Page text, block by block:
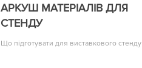
АРКУШ МАТЕРІАЛІВ ДЛЯ
СТЕНДУ
Що підготувати для виставкового стенду